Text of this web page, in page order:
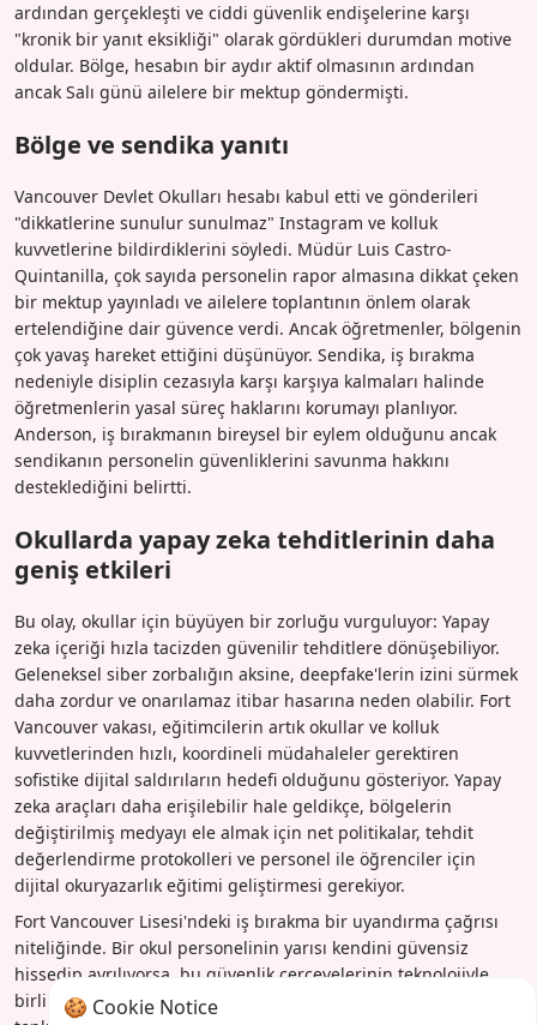
ardından gerçekleşti ve ciddi güvenlik endişelerine karşı
"kronik bir yanıt eksikliği" olarak gördükleri durumdan motive
oldular. Bölge, hesabın bir aydır aktif olmasının ardından
ancak Salı günü ailelere bir mektup göndermişti.
Bölge ve sendika yanıtı
Vancouver Devlet Okulları hesabı kabul etti ve gönderileri
"dikkatlerine sunulur sunulmaz" Instagram ve kolluk
kuvvetlerine bildirdiklerini söyledi. Müdür Luis Castro-
Quintanilla, çok sayıda personelin rapor almasına dikkat çeken
bir mektup yayınladı ve ailelere toplantının önlem olarak
ertelendiğine dair güvence verdi. Ancak öğretmenler, bölgenin
çok yavaş hareket ettiğini düşünüyor. Sendika, iş bırakma
nedeniyle disiplin cezasıyla karşı karşıya kalmaları halinde
öğretmenlerin yasal süreç haklarını korumayı planlıyor.
Anderson, iş bırakmanın bireysel bir eylem olduğunu ancak
sendikanın personelin güvenliklerini savunma hakkını
desteklediğini belirtti.
Okullarda yapay zeka tehditlerinin daha
geniş etkileri
Bu olay, okullar için büyüyen bir zorluğu vurguluyor: Yapay
zeka içeriği hızla tacizden güvenilir tehditlere dönüşebiliyor.
Geleneksel siber zorbalığın aksine, deepfake'lerin izini sürmek
daha zordur ve onarılamaz itibar hasarına neden olabilir. Fort
Vancouver vakası, eğitimcilerin artık okullar ve kolluk
kuvvetlerinden hızlı, koordineli müdahaleler gerektiren
sofistike dijital saldırıların hedefi olduğunu gösteriyor. Yapay
zeka araçları daha erişilebilir hale geldikçe, bölgelerin
değiştirilmiş medyayı ele almak için net politikalar, tehdit
değerlendirme protokolleri ve personel ile öğrenciler için
dijital okuryazarlık eğitimi geliştirmesi gerekiyor.
Fort Vancouver Lisesi'ndeki iş bırakma bir uyandırma çağrısı
niteliğinde. Bir okul personelinin yarısı kendini güvensiz
hissedip ayrılıyorsa, bu güvenlik çerçevelerinin teknolojiyle
birlikte gelişmesi gerektiğinin bir işaretidir. Gelecekte, okullar
🍪 Cookie Notice